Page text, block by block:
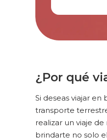
¿Por qué
Si deseas viajar
transporte
realizar un viaje
brindarte no solo